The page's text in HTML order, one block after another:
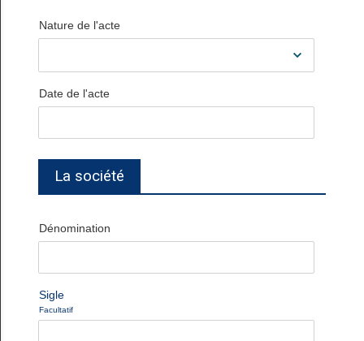
Nature de l'acte
Date de l'acte
La société
Dénomination
Sigle
Facultatif